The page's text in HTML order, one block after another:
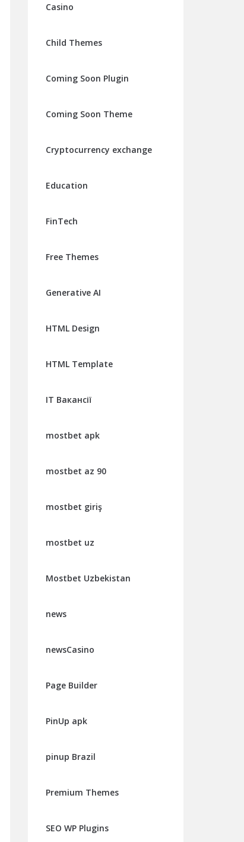
Casino
Child Themes
Coming Soon Plugin
Coming Soon Theme
Cryptocurrency exchange
Education
FinTech
Free Themes
Generative AI
HTML Design
HTML Template
IT Вакансії
mostbet apk
mostbet az 90
mostbet giriş
mostbet uz
Mostbet Uzbekistan
news
newsCasino
Page Builder
PinUp apk
pinup Brazil
Premium Themes
SEO WP Plugins